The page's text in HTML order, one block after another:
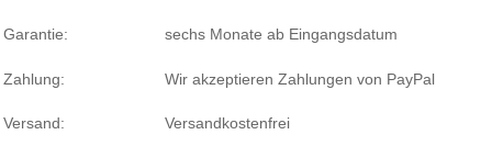
Garantie: sechs Monate ab Eingangsdatum
Zahlung: Wir akzeptieren Zahlungen von PayPal
Versand: Versandkostenfrei